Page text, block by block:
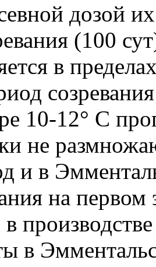
дозой
(100
в
10-12° С
не
и в
на
в